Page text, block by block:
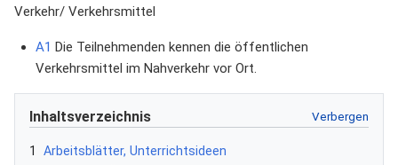
Verkehr/ Verkehrsmittel
A1 Die Teilnehmenden kennen die öffentlichen
Verkehrsmittel im Nahverkehr vor Ort.
Inhaltsverzeichnis
1
Arbeitsblätter, Unterrichtsideen